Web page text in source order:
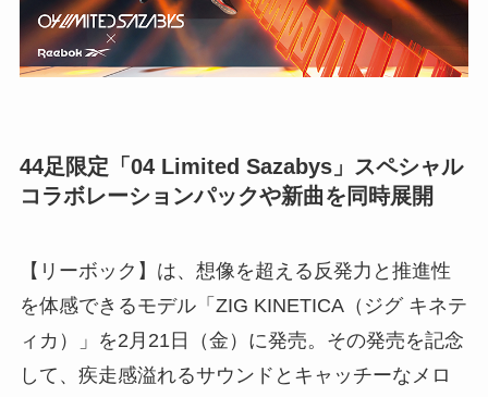
44足限定「04 Limited Sazabys」スペシャル
コラボレーションパックや新曲を同時展開
【リーボック】は、想像を超える反発力と推進性
を体感できるモデル「ZIG KINETICA（ジグ キネテ
ィカ）」を2月21日（金）に発売。その発売を記念
して、疾走感溢れるサウンドとキャッチーなメロ